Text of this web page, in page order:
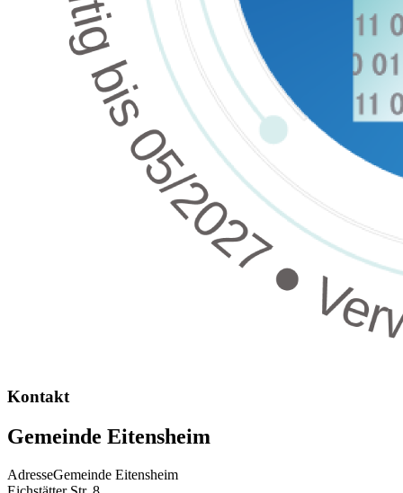
Kontakt
Gemeinde Eitensheim
AdresseGemeinde Eitensheim